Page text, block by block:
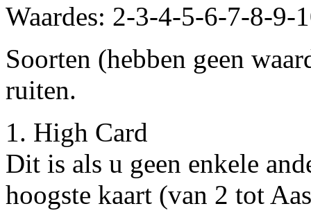
Waardes: 2-3-4-5-6-7-8-9-
Soorten (hebben geen
ruiten.
1. High Card
Dit is als u geen enkele
hoogste kaart (van 2 tot